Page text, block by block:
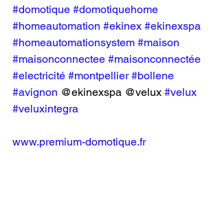
#domotique #domotiquehome
#homeautomation #ekinex #ekinexspa
#homeautomationsystem #maison
#maisonconnectee #maisonconnectée
#electricité #montpellier #bollene
#avignon @ekinexspa @velux #velux
#veluxintegra
www.premium-domotique.fr